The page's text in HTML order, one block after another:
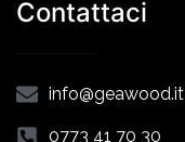
Contattaci
info@geawood.it
0773 41 70 30